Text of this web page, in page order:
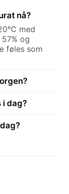
nå?
med
og
føles som
i dag?